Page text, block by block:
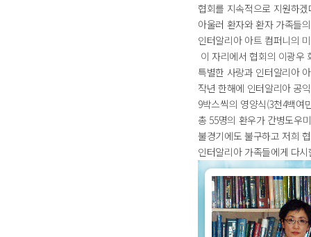
협회를 지속적으로 지원하
아울러 환자와 환자 가족들
인터알리아 아트 컴퍼니의
이 자리에서 협회의 이광우
특별한 사랑과 인터알리아
작년 한해에 인터알리아 공
9박스씩의 영양식(3천4백여
총 55명의 환우가 간병도우
불경기에도 불구하고 저희
인터알리아 가족들에게 다